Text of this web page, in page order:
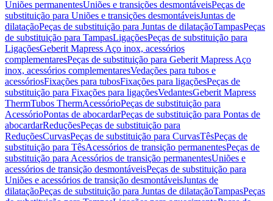
Uniões permanentesUniões e transições desmontáveisPeças de
substituição para Uniões e transições desmontáveisJuntas de
dilataçãoPeças de substituição para Juntas de dilataçãoTampasPeças
de substituição para TampasLigaçõesPeças de substituição para
LigaçõesGeberit Mapress Aço inox, acessórios
complementaresPeças de substituição para Geberit Mapress Aço
inox, acessórios complementaresVedações para tubos e
acessóriosFixações para tubosFixações para ligaçõesPeças de
substituição para Fixações para ligaçõesVedantesGeberit Mapress
ThermTubos ThermAcessórioPeças de substituição para
AcessórioPontas de abocardarPeças de substituição para Pontas de
abocardarReduçõesPeças de substituição para
ReduçõesCurvasPeças de substituição para CurvasTêsPeças de
substituição para TêsAcessórios de transição permanentesPeças de
substituição para Acessórios de transição permanentesUniões e
acessórios de transição desmontáveisPeças de substituição para
Uniões e acessórios de transição desmontáveisJuntas de
dilataçãoPeças de substituição para Juntas de dilataçãoTampasPeças